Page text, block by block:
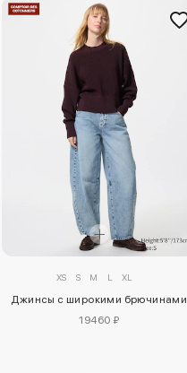
XS S M L XL
Джинсы с широкими брючинами
19460 ₽